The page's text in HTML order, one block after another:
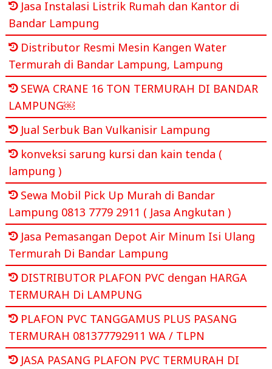
Jasa Instalasi Listrik Rumah dan Kantor di
Bandar Lampung
Distributor Resmi Mesin Kangen Water
Termurah di Bandar Lampung, Lampung
SEWA CRANE 16 TON TERMURAH DI BANDAR
LAMPUNG￼
Jual Serbuk Ban Vulkanisir Lampung
konveksi sarung kursi dan kain tenda (
lampung )
Sewa Mobil Pick Up Murah di Bandar
Lampung 0813 7779 2911 ( Jasa Angkutan )
Jasa Pemasangan Depot Air Minum Isi Ulang
Termurah Di Bandar Lampung
DISTRIBUTOR PLAFON PVC dengan HARGA
TERMURAH Di LAMPUNG
PLAFON PVC TANGGAMUS PLUS PASANG
TERMURAH 081377792911 WA / TLPN
JASA PASANG PLAFON PVC TERMURAH DI